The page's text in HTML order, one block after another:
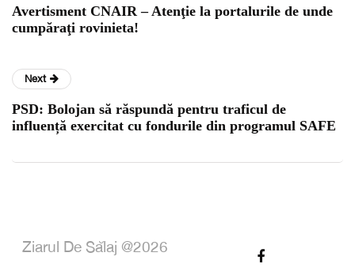
Avertisment CNAIR – Atenţie la portalurile de unde
cumpăraţi rovinieta!
Next
PSD: Bolojan să răspundă pentru traficul de
influență exercitat cu fondurile din programul SAFE
Ziarul De Sălaj @2026